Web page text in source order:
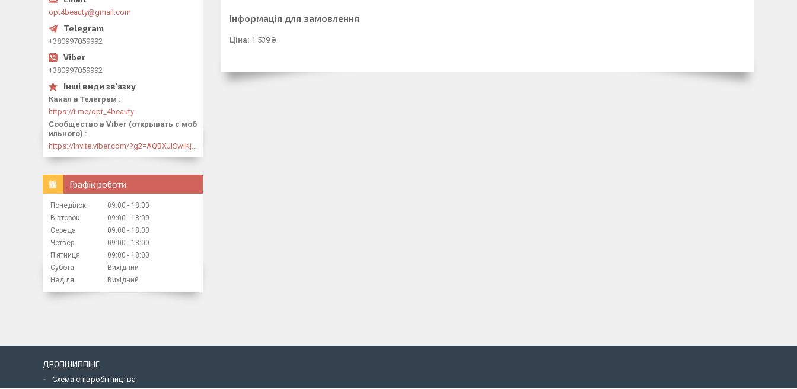
Інформація для замовлення
Ціна: 1 539 ₴
opt4beauty@gmail.com
+380997059992
+380997059992
Канал в Телеграм
https://t.me/opt_4beauty
Сообщество в Viber (открывать с моб
ильного)
Графік роботи
Понеділок 09:00
18:00
Вівторок
09:00
18:00
Середа
09:00
18:00
Четвер
09:00
18:00
Пʼятниця
09:00
18:00
Субота
Вихідний
Неділя
Вихідний
ДРОПШИППІНГ
Схема співробітництва